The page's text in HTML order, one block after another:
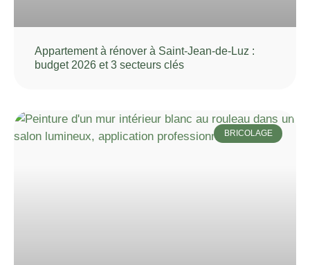
Appartement à rénover à Saint-Jean-de-Luz :
budget 2026 et 3 secteurs clés
BRICOLAGE